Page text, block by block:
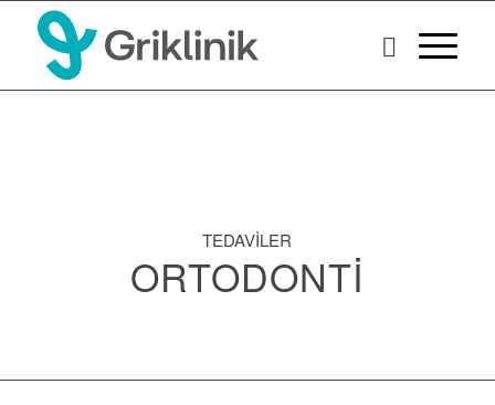
TEDAVİLER
ORTODONTI